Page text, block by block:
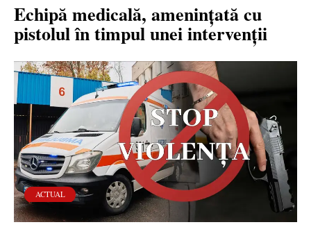
Echipă medicală, amenințată cu
pistolul în timpul unei intervenții
ACTUAL